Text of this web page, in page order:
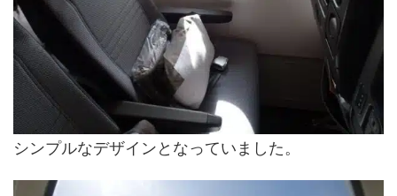
シンプルなデザインとなっていました。